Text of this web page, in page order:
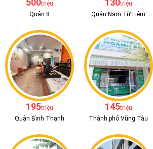
500triệu
Quận 8
130triệu
Quận Nam Từ Liêm
195triệu
Quận Bình Thạnh
145triệu
Thành phố Vũng Tàu